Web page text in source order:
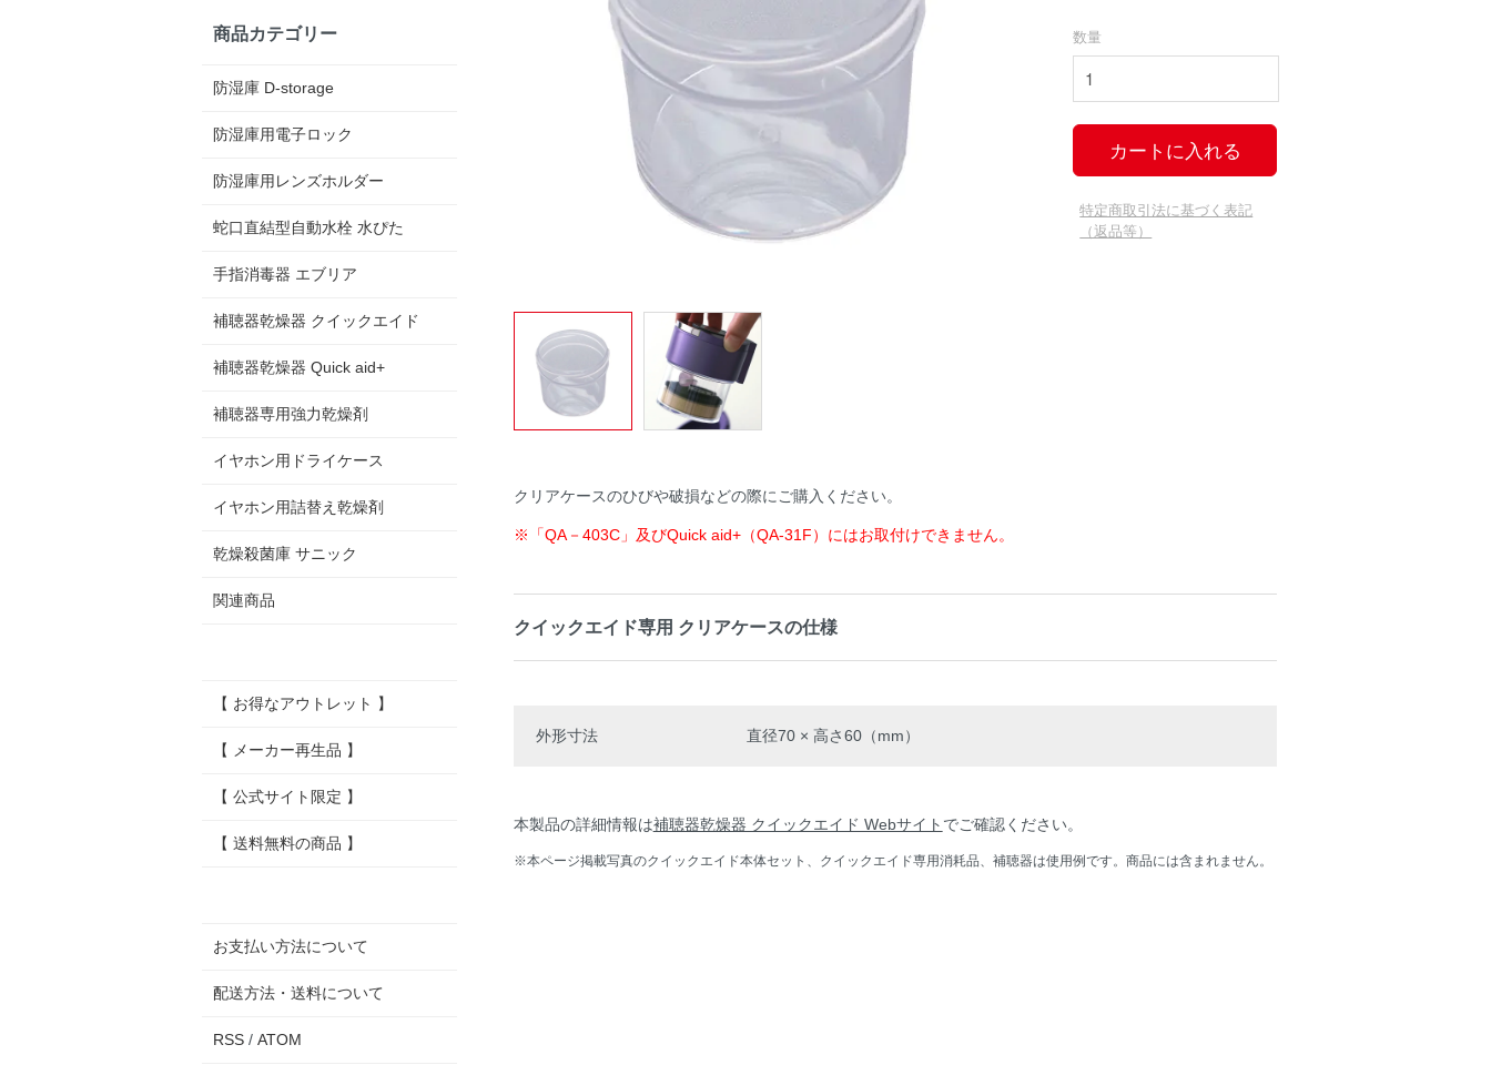
数量
特定商取引法に基づく表記
（返品等）
クリアケースのひびや破損などの際にご購入ください。
※「QA－403C」及びQuick aid+（QA-31F）にはお取付けできません。
クイックエイド専用 クリアケースの仕様
外形寸法 直径70 × 高さ60（mm）
本製品の詳細情報は補聴器乾燥器 クイックエイド Webサイト でご確認ください。
※本ページ掲載写真のクイックエイド本体セット、クイックエイド専用消耗品、補聴器は使用例です。商品には含まれません。
商品カテゴリー
防湿庫 D-storage
防湿庫用電子ロック
防湿庫用レンズホルダー
蛇口直結型自動水栓 水ぴた
手指消毒器 エブリア
補聴器乾燥器 クイックエイド
補聴器乾燥器 Quick aid+
補聴器専用強力乾燥剤
イヤホン用ドライケース
イヤホン用詰替え乾燥剤
乾燥殺菌庫 サニック
関連商品
【 お得なアウトレット 】
【 メーカー再生品 】
【 公式サイト限定 】
【 送料無料の商品 】
お支払い方法について
配送方法・送料について
RSS / ATOM